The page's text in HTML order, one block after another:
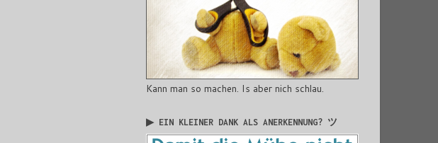
Kann man so machen. Is aber nich schlau.
▶ EIN KLEINER DANK ALS ANERKENNUNG? ツ